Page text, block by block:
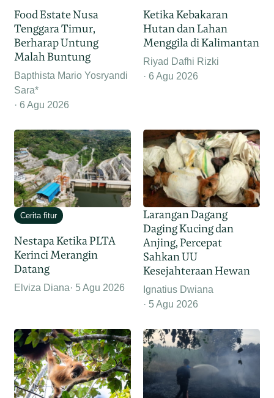
Food Estate Nusa
Tenggara Timur,
Berharap Untung
Malah Buntung
Bapthista Mario Yosryandi
Sara*
6 Agu 2026
Ketika Kebakaran
Hutan dan Lahan
Menggila di Kalimantan
Riyad Dafhi Rizki
6 Agu 2026
Cerita fitur
Nestapa Ketika PLTA
Kerinci Merangin
Datang
Elviza Diana 5 Agu 2026
Larangan Dagang
Daging Kucing dan
Anjing, Percepat
Sahkan UU
Kesejahteraan Hewan
Ignatius Dwiana
5 Agu 2026